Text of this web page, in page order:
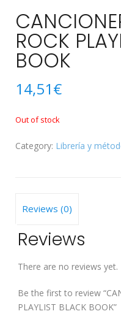
ROCK
BOOK
14,51€
Out of stock
Category: Librería y
Reviews (0)
Reviews
There are no reviews yet.
Be the first to review
PLAYLIST BLACK BOOK”